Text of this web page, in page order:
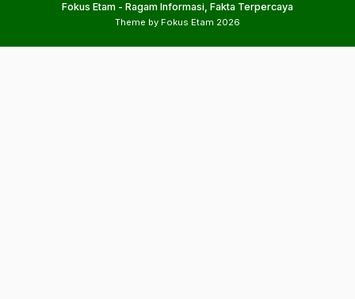
Fokus Etam - Ragam Informasi, Fakta Terpercaya
Theme by Fokus Etam 2026